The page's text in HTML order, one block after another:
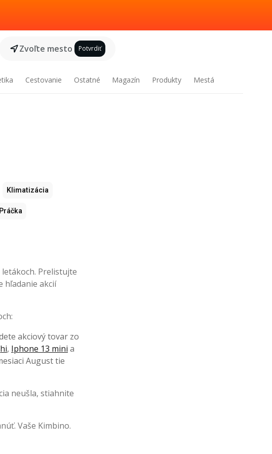
Zvoľte mesto Potvrdiť
Cestovanie Ostatné Magazín Produkty Mestá
Klimatizácia
Práčka
letákoch. Prelistujte
hľadanie akcií
akciový tovar zo
, Iphone 13 mini a
August tie
neušla, stiahnite
Vaše Kimbino.